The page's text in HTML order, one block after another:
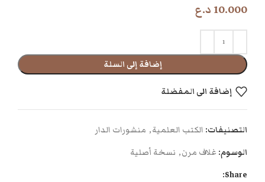
10.000 د.ع
إضافة إلى السلة
إضافة الى المفضلة
التصنيفات: الكتب العلمية, منشورات الدار
الوسوم: غلاف مرن, نسخة أصلية
Share: